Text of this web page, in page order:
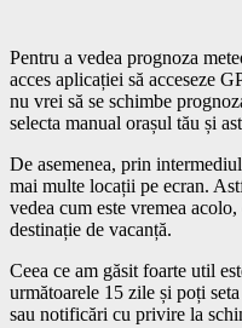
Pentru a vedea prognoza
acces aplicației să acceseze
nu vrei să se schimbe
selecta manual orașul tău și
De asemenea, prin
mai multe locații pe ecran.
vedea cum este vremea
destinație de vacanță.
Ceea ce am găsit foarte util
următoarele 15 zile și poți
sau notificări cu privire la